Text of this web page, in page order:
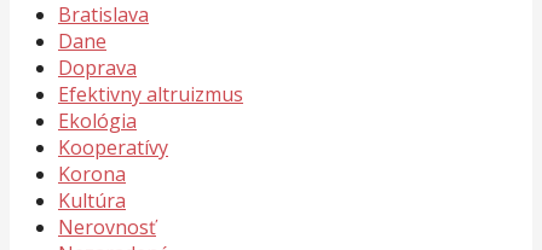
Bratislava
Dane
Doprava
Efektivny altruizmus
Ekológia
Kooperatívy
Korona
Kultúra
Nerovnosť